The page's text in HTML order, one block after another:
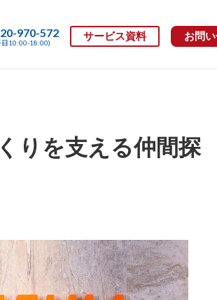
970-572
日10:00-18:00)
サービス資料 お問
りを支える仲間探